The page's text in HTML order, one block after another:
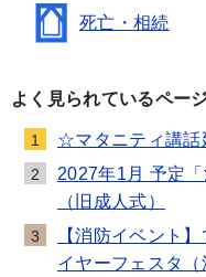
死亡・相続
よく見られているペー
1 ☆マタニティ講
2
2027年1月 予定
（旧成人式）
3
【消防イベント
イヤーフェスタ